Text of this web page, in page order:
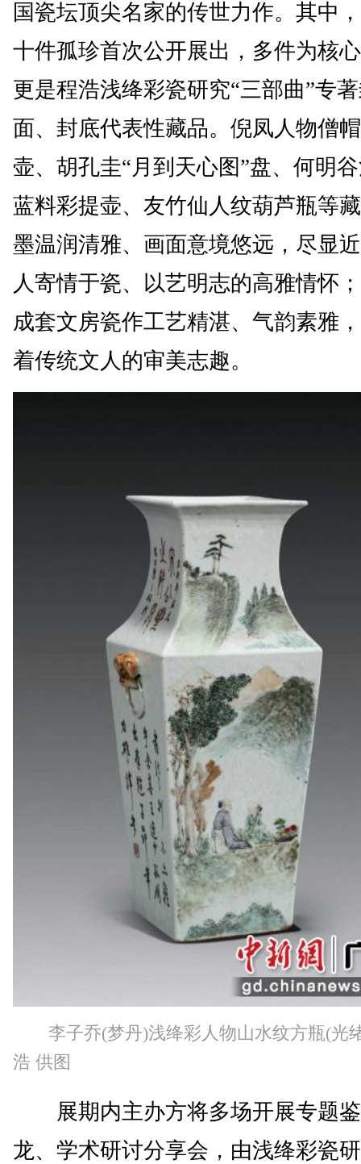
国瓷坛顶尖名家的传世力作。其中
十件孤珍首次公开展出，多件为核
更是程浩浅绛彩瓷研究“三部曲”专
面、封底代表性藏品。倪凤人物僧
壶、胡孔圭“月到天心图”盘、何明
蓝料彩提壶、友竹仙人纹葫芦瓶等
墨温润清雅、画面意境悠远，尽显
人寄情于瓷、以艺明志的高雅情怀
成套文房瓷作工艺精湛、气韵素雅
着传统文人的审美志趣。
李子乔(梦丹)浅绛彩人物山水纹方瓶(光
浩 供图
展期内主办方将多场开展专题
龙、学术研讨分享会，由浅绛彩瓷